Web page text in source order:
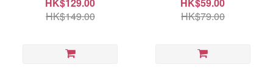
HK$129.00
HK$149.00
HK$59.00
HK$79.00